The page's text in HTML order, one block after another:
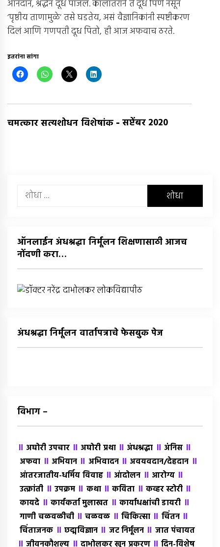
आनंदानं, श्रद्धेनं दूध पाजलं. कालांतराने ते दूध पिणे नसून
‘पृष्ठीय ताणामुळे’ तसे घडतेय, असं वैज्ञानिकांनी स्पष्टीकरण
दिलं आणि गणपती दूध पितो, ही आज अफवाच ठरते.
इतरांना सांगा
चमत्कार सत्यशोधन विशेषांक - सप्टेंबर 2020
यांचा
ऑनलाईन अंधश्रद्धा निर्मूलन शिक्षणासाठी आजच
नोंदणी करा…
अंधश्रद्धा निर्मूलन वार्तापत्राचे फेसबुक पेज
विभाग –
॥ अघोरी उपचार ॥ अघोरी प्रथा ॥ अंधश्रद्धा ॥ अंंनिस ॥
अफवा ॥ अभियान ॥ अभिवादन ॥ अवयवदान/देहदान ॥
आंतरजातीय-धर्मिय विवाह ॥ आंदोलन ॥ आरोग्य ॥
उत्क्रांती ॥ उपक्रम ॥ कथा ॥कविता ॥ कव्हर स्टोरी ॥
कायदे ॥ कार्यकर्ता मुलाखत ॥ कार्याधक्षांची डायरी ॥
गाणी चळवळीची ॥चळवळ ॥ चिकित्सा ॥ चिंतन ॥
चिंताजनक ॥ छद्मविज्ञान ॥ जट निर्मूलन ॥ जात पंचायत
जीवनकौशल्य दाभोलकर खून प्रकरण दिन-विशेष